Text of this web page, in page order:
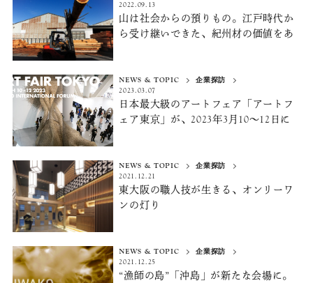
2022.09.13
山は社会からの預りもの。 江戸時代か
ら受け継いできた、 紀州材の価値をあ
NEWS & TOPIC
企業探訪
2023.03.07
日本最大級のアートフェア「アートフ
ェア東京」が、2023年3月10〜12日に
ドを体験する
NEWS & TOPIC
企業探訪
2021.12.21
東大阪の職人技が生きる、 オンリーワ
ンの灯り
NEWS & TOPIC
企業探訪
2021.12.25
“漁師の島”「沖島」が新たな会場に。